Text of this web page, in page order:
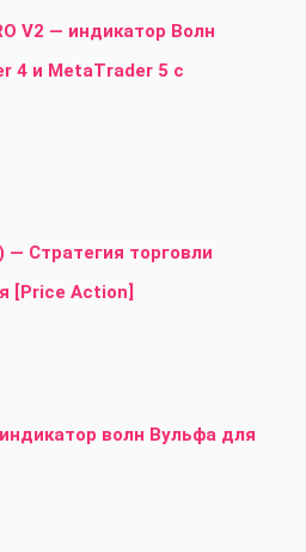
V2 — индикатор Волн
4 и MetaTrader 5 с
— Стратегия торговли
[Price Action]
волн Вульфа для